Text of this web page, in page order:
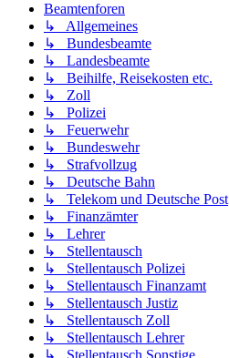
Beamtenforen
↳ Allgemeines
↳ Bundesbeamte
↳ Landesbeamte
↳ Beihilfe, Reisekosten etc.
↳ Zoll
↳ Polizei
↳ Feuerwehr
↳ Bundeswehr
↳ Strafvollzug
↳ Deutsche Bahn
↳ Telekom und Deutsche Post
↳ Finanzämter
↳ Lehrer
↳ Stellentausch
↳ Stellentausch Polizei
↳ Stellentausch Finanzamt
↳ Stellentausch Justiz
↳ Stellentausch Zoll
↳ Stellentausch Lehrer